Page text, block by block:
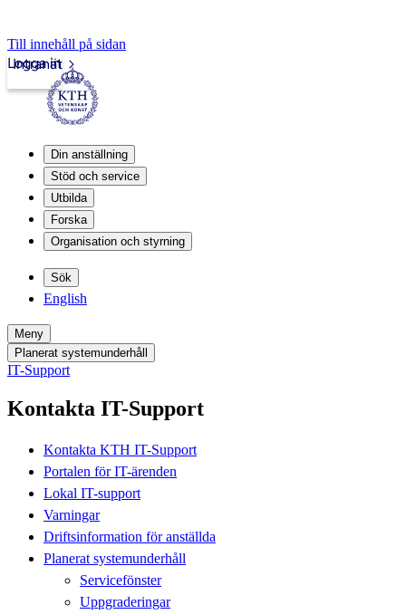
Till innehåll på sidan
Intranät
Logga in
Din anställning
Stöd och service
Utbilda
Forska
Organisation och styrning
Sök
English
Meny
Planerat systemunderhåll
IT-Support
Kontakta IT-Support
Kontakta KTH IT-Support
Portalen för IT-ärenden
Lokal IT-support
Varningar
Driftsinformation för anställda
Planerat systemunderhåll
Servicefönster
Uppgraderingar